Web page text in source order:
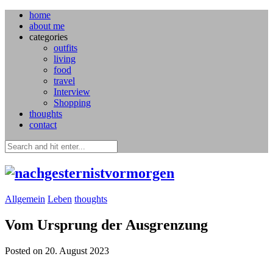
home
about me
categories
outfits
living
food
travel
Interview
Shopping
thoughts
contact
Allgemein Leben thoughts
Vom Ursprung der Ausgrenzung
Posted on 20. August 2023